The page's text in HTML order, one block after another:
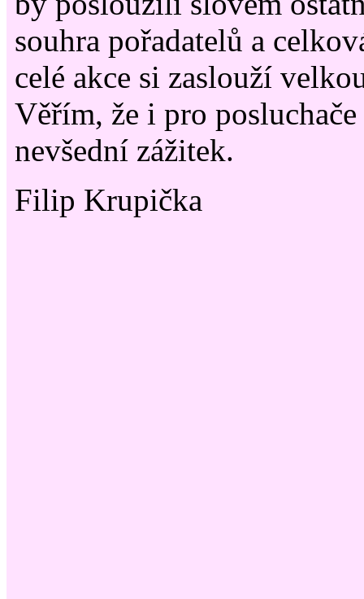
souhra pořadatelů a
celé akce si zaslouží
Věřím, že i pro
nevšední zážitek.
Filip Krupička